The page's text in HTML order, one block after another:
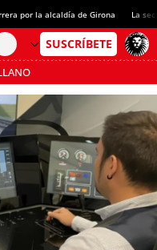
por la alcaldía de Girona La